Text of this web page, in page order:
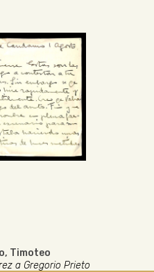
Timoteo
a Gregorio Prieto